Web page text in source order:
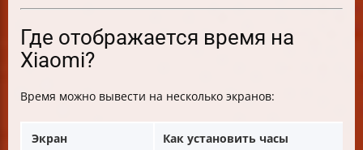
Где отображается время на
Xiaomi?
Время можно вывести на несколько экранов:
Экран Как установить часы